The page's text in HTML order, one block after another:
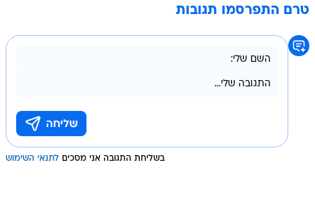
טרם התפרסמו תגובות
בשליחת התגובה אני מסכים לתנאי השימוש